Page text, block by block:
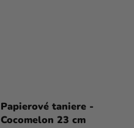
Papierové taniere -
Cocomelon 23 cm